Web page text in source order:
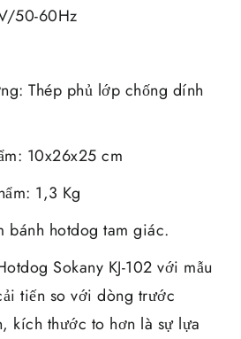
50-60Hz
Thép phủ lớp chống dính
10x26x25 cm
1,3 Kg
bánh hotdog tam giác.
Sokany KJ-102 với mẫu
tiến so với dòng trước
kích thước to hơn là sự lựa